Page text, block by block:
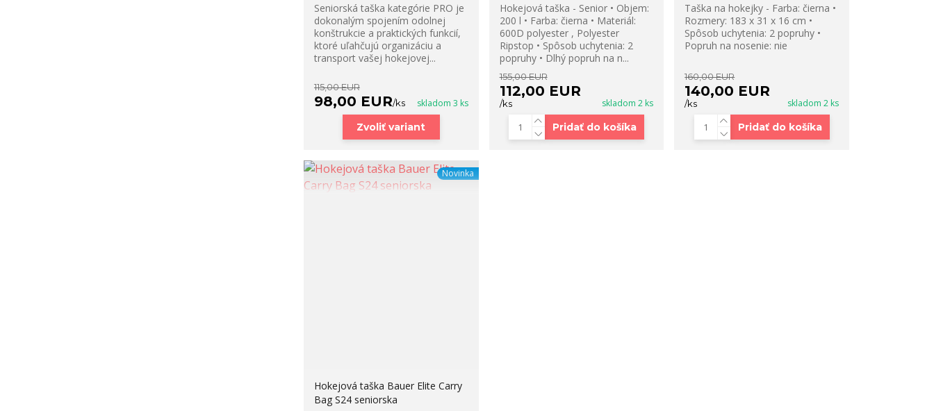
Seniorská taška kategórie PRO je
dokonalým spojením odolnej
konštrukcie a praktických funkcií,
ktoré uľahčujú organizáciu a
transport vašej hokejovej...
115,00 EUR
98,00 EUR/ks skladom 3 ks
Zvoliť variant
Hokejová taška - Senior • Objem:
200 l • Farba: čierna • Materiál:
600D polyester , Polyester
Ripstop • Spôsob uchytenia: 2
popruhy • Dlhý popruh na n...
155,00 EUR
112,00 EUR
/ks skladom 2 ks
Pridať do košíka
Taška na hokejky - Farba: čierna •
Rozmery: 183 x 31 x 16 cm •
Spôsob uchytenia: 2 popruhy •
Popruh na nosenie: nie
160,00 EUR
140,00 EUR
/ks skladom 2 ks
Pridať do košíka
Novinka
Hokejová taška Bauer Elite Carry
Bag S24 seniorska